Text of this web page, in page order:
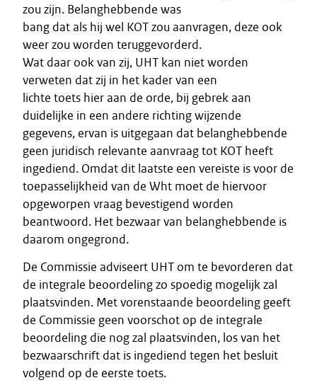
zou zijn. Belanghebbende was
bang dat als hij wel KOT zou aanvragen, deze ook
weer zou worden teruggevorderd.
Wat daar ook van zij, UHT kan niet worden
verweten dat zij in het kader van een
lichte toets hier aan de orde, bij gebrek aan
duidelijke in een andere richting wijzende
gegevens, ervan is uitgegaan dat belanghebbende
geen juridisch relevante aanvraag tot KOT heeft
ingediend. Omdat dit laatste een vereiste is voor de
toepasselijkheid van de Wht moet de hiervoor
opgeworpen vraag bevestigend worden
beantwoord. Het bezwaar van belanghebbende is
daarom ongegrond.
De Commissie adviseert UHT om te bevorderen dat
de integrale beoordeling zo spoedig mogelijk zal
plaatsvinden. Met vorenstaande beoordeling geeft
de Commissie geen voorschot op de integrale
beoordeling die nog zal plaatsvinden, los van het
bezwaarschrift dat is ingediend tegen het besluit
volgend op de eerste toets.